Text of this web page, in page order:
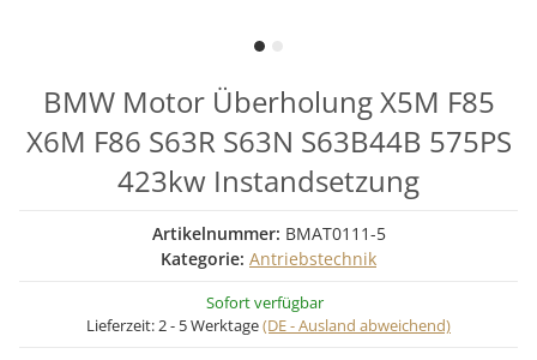
BMW Motor Überholung X5M F85
X6M F86 S63R S63N S63B44B 575PS
423kw Instandsetzung
Artikelnummer: BMAT0111-5
Kategorie: Antriebstechnik
Sofort verfügbar
Lieferzeit:2 - 5 Werktage(DE - Ausland abweichend)